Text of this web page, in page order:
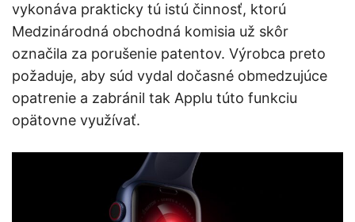
vykonáva prakticky tú istú činnosť, ktorú
Medzinárodná obchodná komisia už skôr
označila za porušenie patentov. Výrobca preto
požaduje, aby súd vydal dočasné obmedzujúce
opatrenie a zabránil tak Applu túto funkciu
opätovne využívať.